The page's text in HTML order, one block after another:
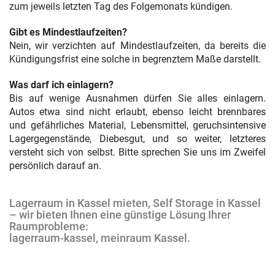
zum jeweils letzten Tag des Folgemonats kündigen.
Gibt es Mindestlaufzeiten?
Nein, wir verzichten auf Mindestlaufzeiten, da bereits die
Kündigungsfrist eine solche in begrenztem Maße darstellt.
Was darf ich einlagern?
Bis auf wenige Ausnahmen dürfen Sie alles einlagern.
Autos etwa sind nicht erlaubt, ebenso leicht brennbares
und gefährliches Material, Lebensmittel, geruchsintensive
Lagergegenstände, Diebesgut, und so weiter, letzteres
versteht sich von selbst. Bitte sprechen Sie uns im Zweifel
persönlich darauf an.
Lagerraum in Kassel mieten, Self Storage in Kassel
– wir bieten Ihnen eine günstige Lösung Ihrer
Raumprobleme:
lagerraum-kassel, meinraum Kassel.